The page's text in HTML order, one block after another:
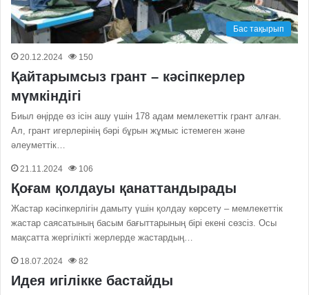
Бас тақырып
20.12.2024 150
Қайтарымсыз грант – кәсіпкерлер
мүмкіндігі
Биыл өңірде өз ісін ашу үшін 178 адам мемлекеттік грант алған.
Ал, грант игерлерінің бәрі бұрын жұмыс істемеген және
әлеуметтік…
21.11.2024 106
Қоғам қолдауы қанаттандырады
Жастар кәсіпкерлігін дамыту үшін қолдау көрсету – мемлекеттік
жастар саясатының басым бағыттарының бірі екені сөзсіз. Осы
мақсатта жергілікті жерлерде жастардың…
18.07.2024 82
Идея игілікке бастайды